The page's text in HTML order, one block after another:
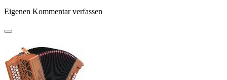
Eigenen Kommentar verfassen